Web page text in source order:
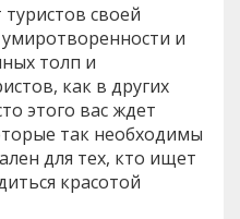
своей
и
толп и
как в других
этого вас ждет
так необходимы
для тех, кто ищет
красотой